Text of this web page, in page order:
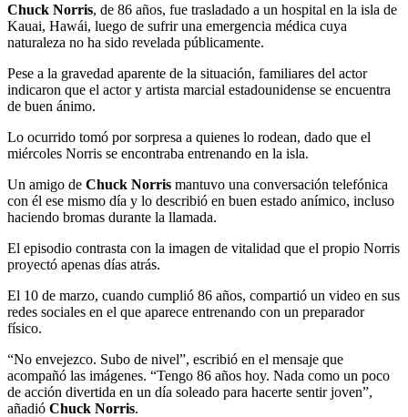
Chuck Norris, de 86 años, fue trasladado a un hospital en la isla de
Kauai, Hawái, luego de sufrir una emergencia médica cuya
naturaleza no ha sido revelada públicamente.
Pese a la gravedad aparente de la situación, familiares del actor
indicaron que el actor y artista marcial estadounidense se encuentra
de buen ánimo.
Lo ocurrido tomó por sorpresa a quienes lo rodean, dado que el
miércoles Norris se encontraba entrenando en la isla.
Un amigo de Chuck Norris mantuvo una conversación telefónica
con él ese mismo día y lo describió en buen estado anímico, incluso
haciendo bromas durante la llamada.
El episodio contrasta con la imagen de vitalidad que el propio Norris
proyectó apenas días atrás.
El 10 de marzo, cuando cumplió 86 años, compartió un video en sus
redes sociales en el que aparece entrenando con un preparador
físico.
“No envejezco. Subo de nivel”, escribió en el mensaje que
acompañó las imágenes. “Tengo 86 años hoy. Nada como un poco
de acción divertida en un día soleado para hacerte sentir joven”,
añadió Chuck Norris.